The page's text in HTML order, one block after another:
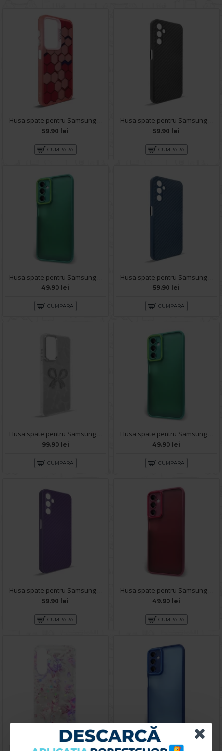
Husa spate pentru Samsung Galaxy A14- Bozo case Rosu
59.90 lei
CUMPARA
Husa spate pentru Samsung Galaxy A14- Lys case Negru
59.90 lei
CUMPARA
Husa spate pentru Samsung Galaxy A14- Catwalk Case Verde
49.90 lei
CUMPARA
Husa spate pentru Samsung Galaxy A14- Lys case Albastru
59.90 lei
CUMPARA
Husa spate pentru Samsung Galaxy A14 - KOOL Case
99.90 lei
CUMPARA
Husa spate pentru Samsung Galaxy A14- Catwalk Case Verde
49.90 lei
CUMPARA
Husa spate pentru Samsung Galaxy A14- Lys case Mov
59.90 lei
CUMPARA
Husa spate pentru Samsung Galaxy A14- Catwalk Case Visiniu
49.90 lei
CUMPARA
Husa spate pentru Samsung Galaxy A14 - Silver Case Husa spate pentru Samsung Galaxy A14- Catwalk Case Albastru